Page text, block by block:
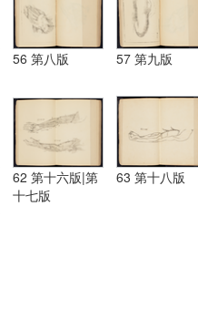
56 第八版 57 第九版
62 第十六版|第
十七版
63 第十八版